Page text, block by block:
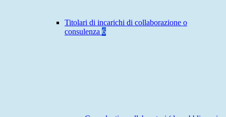
Titolari di incarichi di collaborazione o
consulenza 6